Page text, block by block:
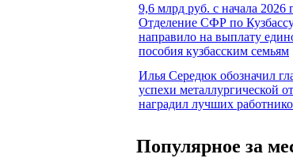
9,6 млрд руб. с начала 2026
Отделение СФР по
направило на выплату
пособия кузбасским семьям
Илья Середюк обозначил
успехи металлургической
наградил лучших
Популярное за